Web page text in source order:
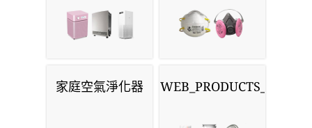
家庭空氣淨化器